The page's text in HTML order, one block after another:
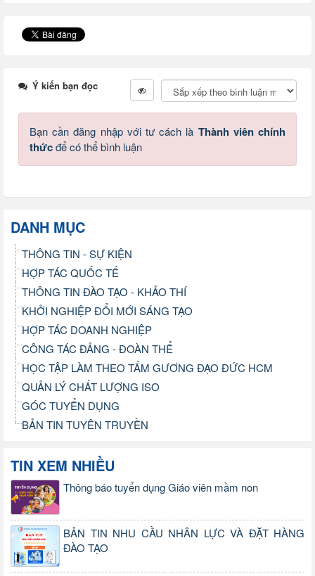
Ý kiến bạn đọc
Bạn cần đăng nhập với tư cách là Thành viên chính
thứcđể có thể bình luận
DANH MỤC
THÔNG TIN - SỰ KIỆN
HỢP TÁC QUỐC TẾ
THÔNG TIN ĐÀO TẠO - KHẢO THÍ
KHỞI NGHIỆP ĐỔI MỚI SÁNG TẠO
HỢP TÁC DOANH NGHIỆP
CÔNG TÁC ĐẢNG - ĐOÀN THỂ
HỌC TẬP LÀM THEO TẤM GƯƠNG ĐẠO ĐỨC HCM
QUẢN LÝ CHẤT LƯỢNG ISO
GÓC TUYỂN DỤNG
BẢN TIN TUYÊN TRUYỀN
TIN XEM NHIỀU
Thông báo tuyển dụng Giáo viên mầm non
BẢN TIN NHU CẦU NHÂN LỰC VÀ ĐẶT HÀNG
ĐÀO TẠO